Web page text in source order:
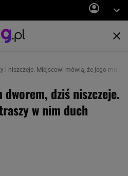
i niszczeje. Miejscowi mówią, że jego mury
dziś niszczeje.
w nim duch